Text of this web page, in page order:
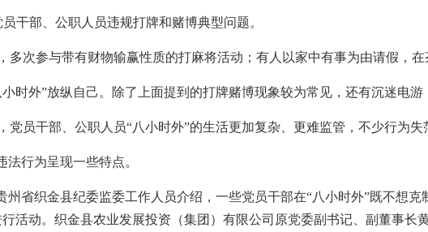
部、公职人员违规打牌和赌博典型问题。
次参与带有财物输赢性质的打麻将活动；有人以家中有事为由请假，
外”放纵自己。除了上面提到的打牌赌博现象较为常见，还有沉迷电
干部、公职人员“八小时外”的生活更加复杂、更难监管，不少行为失
行为呈现一些特点。
省织金县纪委监委工作人员介绍，一些党员干部在“八小时外”既不想克
活动。织金县农业发展投资（集团）有限公司原党委副书记、副董事长